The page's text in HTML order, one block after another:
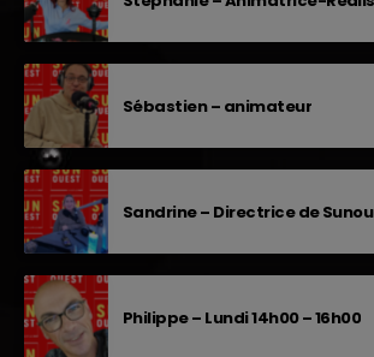
Sébastien – animateur
Sandrine – Directrice de
Philippe – Lundi 14h00 – 16h00